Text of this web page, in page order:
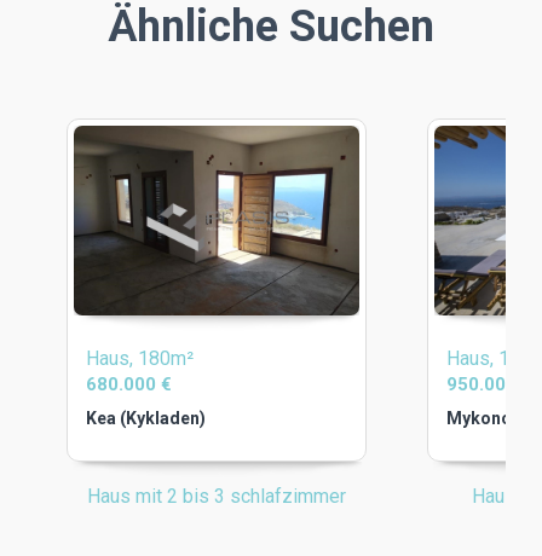
Ähnliche Suchen
Haus, 180m²
680.000 €
Kea (Kykladen)
Haus mit 2 bis 3 schlafzimmer
Haus,
950.000 €
Mykonos
Haus